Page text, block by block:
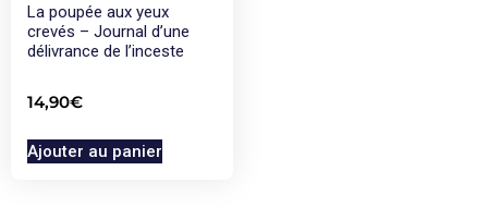
La poupée aux yeux
crevés – Journal d’une
délivrance de l’inceste
14,90€
Ajouter au panier